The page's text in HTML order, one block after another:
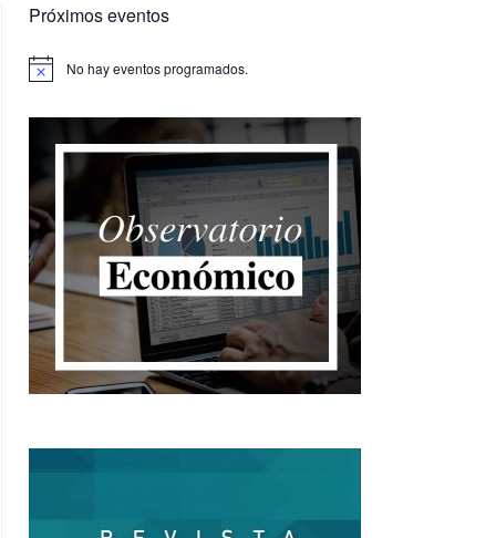
Próximos eventos
Aviso No hay eventos programados.